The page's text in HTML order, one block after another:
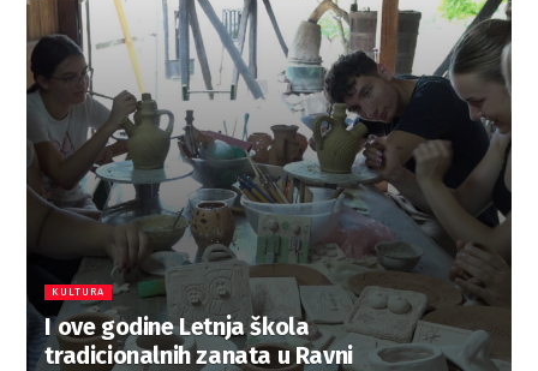
KULTURA
I ove godine Letnja škola
tradicionalnih zanata u Ravni